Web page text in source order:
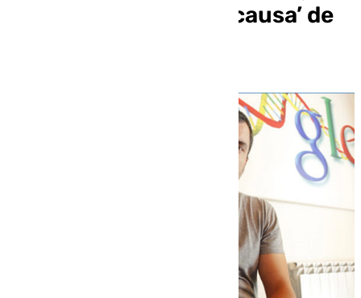
será doctor ‘honoris causa’ de